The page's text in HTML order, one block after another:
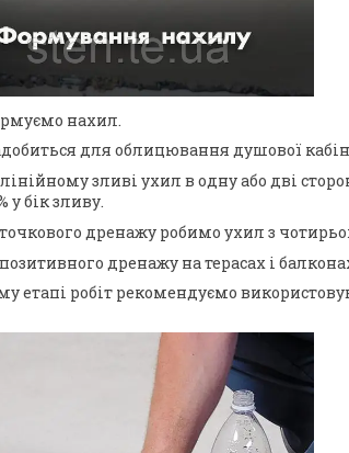
нахил.
для облицювання душової
зливі ухил в одну або дві
у бік зливу.
дренажу робимо ухил з
дренажу на терасах і
етапі робіт рекомендуємо